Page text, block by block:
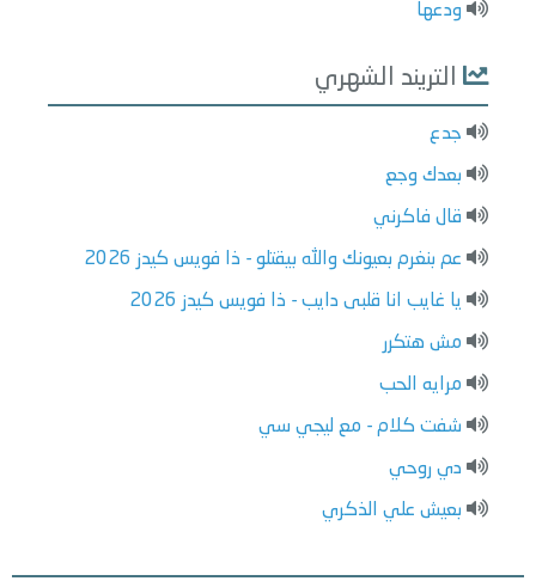
ودعها
التريند الشهري
جدع
بعدك وجع
قال فاكرني
عم بنغرم بعيونك والله بيقتلو - ذا فويس كيدز 2026
يا غايب انا قلبى دايب - ذا فويس كيدز 2026
مش هتكرر
مرايه الحب
شفت كلام - مع ليجي سي
دي روحي
بعيش علي الذكري